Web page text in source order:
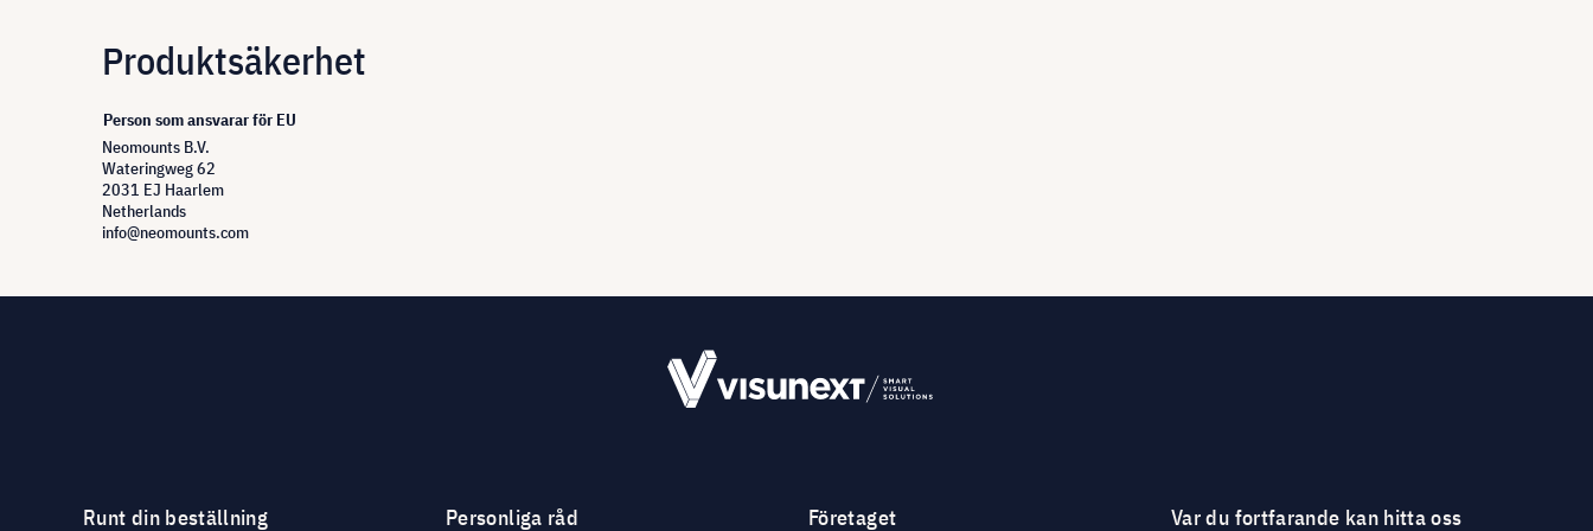
Produktsäkerhet
Person som ansvarar för EU
Neomounts B.V.
Wateringweg 62
2031 EJ Haarlem
Netherlands
info@neomounts.com
Runt din beställning Personliga råd Företaget Var du fortfarande kan hitta oss